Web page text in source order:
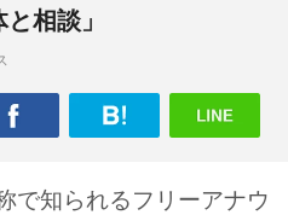
相談」
で知られるフリーアナウ